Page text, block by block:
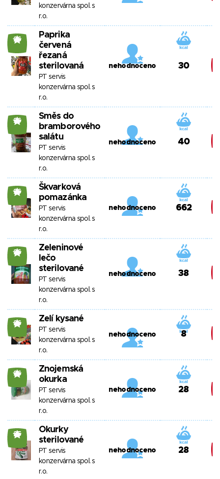
konzervárna spol. s
r.o.
26
Paprika
červená
řezaná
sterilovaná
PT servis
konzervárna spol. s
r.o.
nehodnoceno 30
26
Směs do
bramborového
salátu
PT servis
konzervárna spol. s
r.o.
nehodnoceno 40
26
Škvarková
pomazánka
PT servis
konzervárna spol. s
r.o.
nehodnoceno 662
26
Zeleninové
lečo
sterilované
PT servis
konzervárna spol. s
r.o.
nehodnoceno 38
26 Zelí kysané
PT servis
konzervárna spol. s
r.o.
nehodnoceno 8
26
Znojemská
okurka
PT servis
konzervárna spol. s
r.o.
nehodnoceno 28
25
Okurky
sterilované
PT servis
konzervárna spol. s
r.o.
nehodnoceno 28